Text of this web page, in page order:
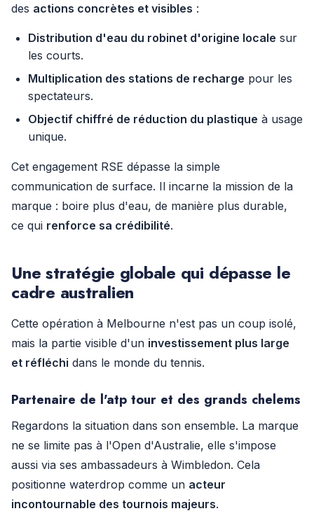
des actions concrètes et visibles :
Distribution d'eau du robinet d'origine locale sur
les courts.
Multiplication des stations de recharge pour les
spectateurs.
Objectif chiffré de réduction du plastique à usage
unique.
Cet engagement RSE dépasse la simple
communication de surface. Il incarne la mission de la
marque : boire plus d'eau, de manière plus durable,
ce qui renforce sa crédibilité.
Une stratégie globale qui dépasse le
cadre australien
Cette opération à Melbourne n'est pas un coup isolé,
mais la partie visible d'un investissement plus large
et réfléchi dans le monde du tennis.
Partenaire de l'atp tour et des grands chelems
Regardons la situation dans son ensemble. La marque
ne se limite pas à l'Open d'Australie, elle s'impose
aussi via ses ambassadeurs à Wimbledon. Cela
positionne waterdrop comme un acteur
incontournable des tournois majeurs.